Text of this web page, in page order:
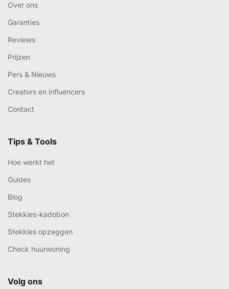
Over ons
Garanties
Reviews
Prijzen
Pers & Nieuws
Creators en influencers
Contact
Tips & Tools
Hoe werkt het
Guides
Blog
Stekkies-kadobon
Stekkies opzeggen
Check huurwoning
Volg ons